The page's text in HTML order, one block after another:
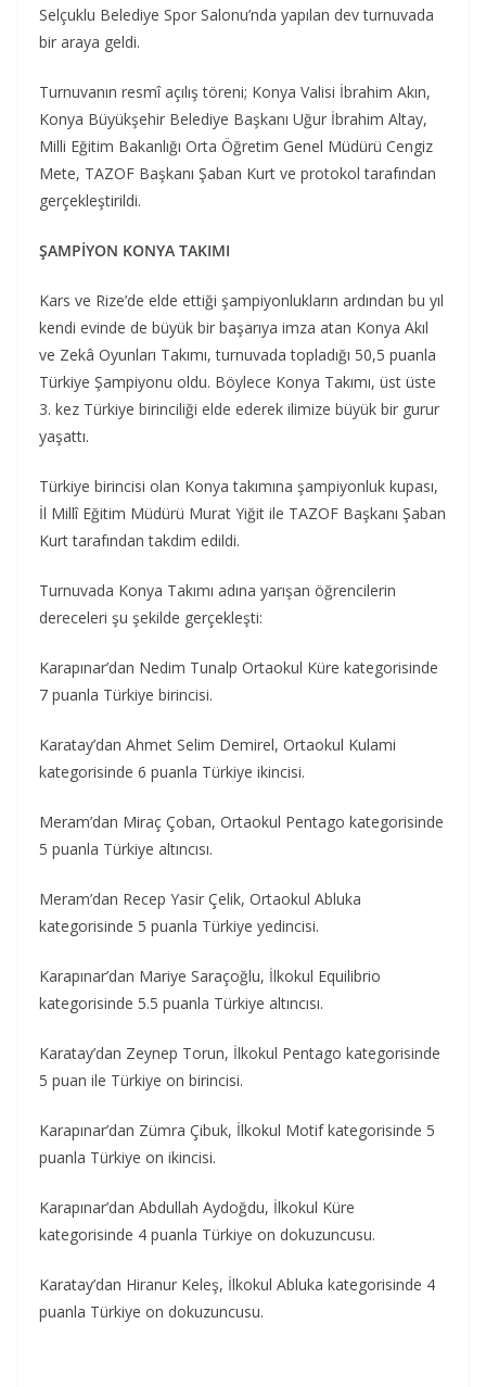
Selçuklu Belediye Spor Salonu’nda yapılan dev turnuvada
bir araya geldi.
Turnuvanın resmî açılış töreni; Konya Valisi İbrahim Akın,
Konya Büyükşehir Belediye Başkanı Uğur İbrahim Altay,
Milli Eğitim Bakanlığı Orta Öğretim Genel Müdürü Cengiz
Mete, TAZOF Başkanı Şaban Kurt ve protokol tarafından
gerçekleştirildi.
ŞAMPİYON KONYA TAKIMI
Kars ve Rize’de elde ettiği şampiyonlukların ardından bu yıl
kendi evinde de büyük bir başarıya imza atan Konya Akıl
ve Zekâ Oyunları Takımı, turnuvada topladığı 50,5 puanla
Türkiye Şampiyonu oldu. Böylece Konya Takımı, üst üste
3. kez Türkiye birinciliği elde ederek ilimize büyük bir gurur
yaşattı.
Türkiye birincisi olan Konya takımına şampiyonluk kupası,
İl Millî Eğitim Müdürü Murat Yiğit ile TAZOF Başkanı Şaban
Kurt tarafından takdim edildi.
Turnuvada Konya Takımı adına yarışan öğrencilerin
dereceleri şu şekilde gerçekleşti:
Karapınar’dan Nedim Tunalp Ortaokul Küre kategorisinde
7 puanla Türkiye birincisi.
Karatay’dan Ahmet Selim Demirel, Ortaokul Kulami
kategorisinde 6 puanla Türkiye ikincisi.
Meram’dan Miraç Çoban, Ortaokul Pentago kategorisinde
5 puanla Türkiye altıncısı.
Meram’dan Recep Yasir Çelik, Ortaokul Abluka
kategorisinde 5 puanla Türkiye yedincisi.
Karapınar’dan Mariye Saraçoğlu, İlkokul Equilibrio
kategorisinde 5.5 puanla Türkiye altıncısı.
Karatay’dan Zeynep Torun, İlkokul Pentago kategorisinde
5 puan ile Türkiye on birincisi.
Karapınar’dan Zümra Çibuk, İlkokul Motif kategorisinde 5
puanla Türkiye on ikincisi.
Karapınar’dan Abdullah Aydoğdu, İlkokul Küre
kategorisinde 4 puanla Türkiye on dokuzuncusu.
Karatay’dan Hiranur Keleş, İlkokul Abluka kategorisinde 4
puanla Türkiye on dokuzuncusu.